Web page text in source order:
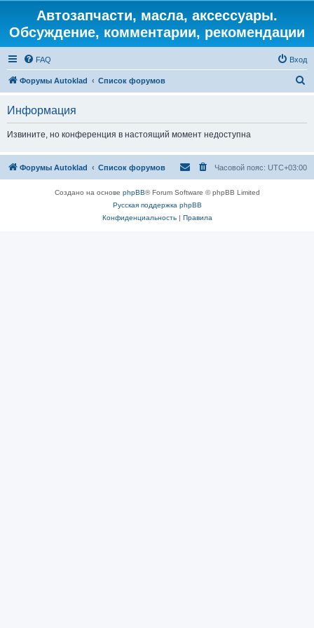
Автозапчасти, масла, аксессуары.
Обсуждение, комментарии, рекомендации
FAQ Вход
Форумы Autoklad Список форумов
Информация
Извините, но конференция в настоящий момент недоступна
Форумы Autoklad Список форумов Часовой пояс: UTC+03:00
Создано на основе phpBB® Forum Software © phpBB Limited
Русская поддержка phpBB
Конфиденциальность| Правила